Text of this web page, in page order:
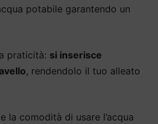
potabile garantendo un
praticità: si inserisce
, rendendolo il tuo alleato
la comodità di usare l’acqua